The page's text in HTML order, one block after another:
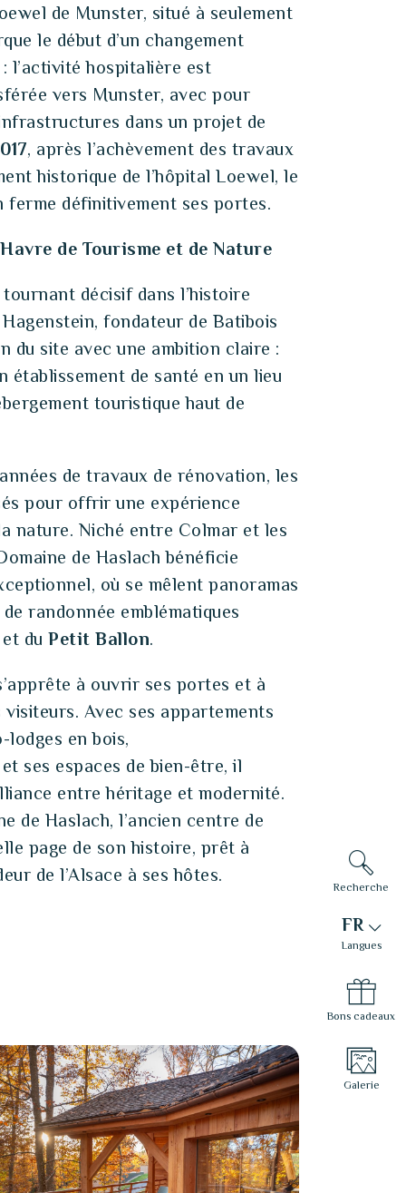
Recherche
FR
Langues
Bons cadeaux
Galerie
de Munster, situé à seulement
le début d’un changement
l’activité hospitalière est
vers Munster, avec pour
dans un projet de
, après l’achèvement des travaux
historique de l’hôpital Loewel, le
ferme définitivement ses portes.
de Tourisme et de Nature
décisif dans l’histoire
fondateur de Batibois
du site avec une ambition claire :
de santé en un lieu
touristique haut de
de travaux de rénovation, les
pour offrir une expérience
nature. Niché entre Colmar et les
de Haslach bénéficie
où se mêlent panoramas
randonnée emblématiques
et du Petit Ballon.
à ouvrir ses portes et à
Avec ses appartements
lodges en bois,
ses espaces de bien-être, il
entre héritage et modernité.
de Haslach, l’ancien centre de
page de son histoire, prêt à
de l’Alsace à ses hôtes.